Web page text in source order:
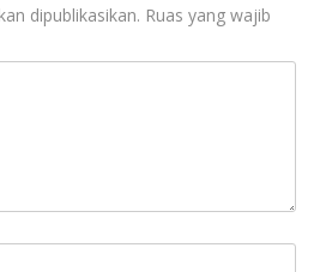
dipublikasikan. Ruas yang wajib